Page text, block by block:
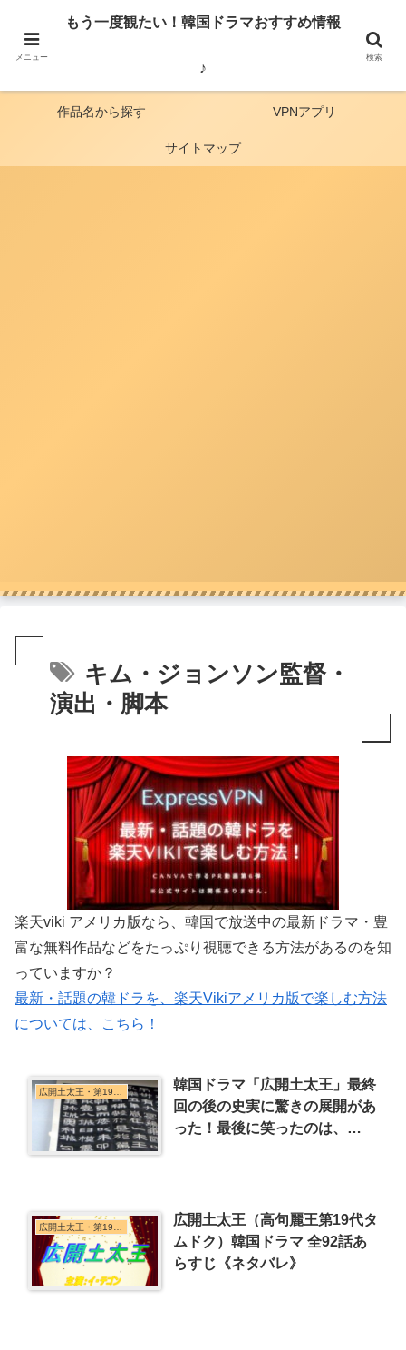
見どころ・俳優・番組の感想・韓国から見た日本の歴史など、韓国ドラマ・バ
ラエティー番組のおすすめをご紹介しています。
作品名から探す VPNアプリ
サイトマップ
キム・ジョンソン監督・
演出・脚本
楽天viki アメリカ版なら、韓国で放送中の最新ドラマ・豊
富な無料作品などをたっぷり視聴できる方法があるのを知
っていますか？
最新・話題の韓ドラを、楽天Vikiアメリカ版で楽しむ方法
については、こちら！
韓国ドラマ「広開土太王」最終
回の後の史実に驚きの展開があ
った！最後に笑ったのは、
広開土太王（高句麗王第19代タ
ムドク）韓国ドラマ 全92話あ
らすじ《ネタバレ》
メニュー
もう一度観たい！韓国ドラマおすすめ情報
♪
検索